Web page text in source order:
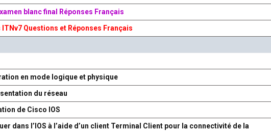
blanc final Réponses Français
ITNv7 Questions et Réponses Français
en mode logique et physique
du réseau
de Cisco IOS
dans l’IOS à l’aide d’un client Terminal Client pour la connectivité de la